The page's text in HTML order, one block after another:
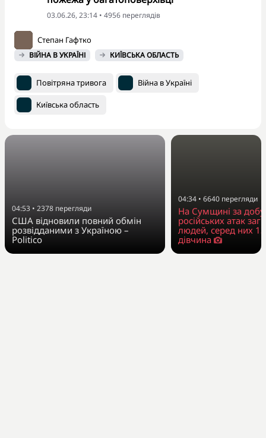
03.06.26, 23:14 • 4956 переглядiв
Степан Гафтко
ВІЙНА В УКРАЇНІ КИЇВСЬКА ОБЛАСТЬ
Повітряна тривога Війна в Україні
Київська область
04:53 • 2378 перегляди
США відновили повний обмін
розвідданими з Україною –
Politico
04:34 • 6640 перегляди
На Сумщині за добу
російських атак
людей, серед них
дівчина